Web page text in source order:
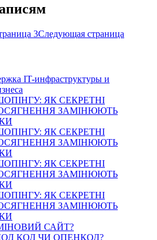
3Следующая страница
IT-инфраструктуры и
ЯК СЕКРЕТНІ
ЗАМІНЮЮТЬ
ЯК СЕКРЕТНІ
ЗАМІНЮЮТЬ
ЯК СЕКРЕТНІ
ЗАМІНЮЮТЬ
ЯК СЕКРЕТНІ
ЗАМІНЮЮТЬ
САЙТ?
КОД ЧИ ОПЕНКОД?